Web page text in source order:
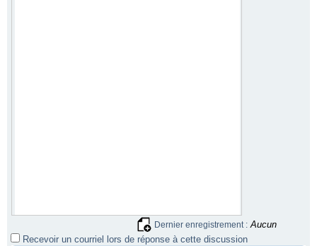
Dernier enregistrement : Aucun
Recevoir un courriel lors de réponse à cette discussion